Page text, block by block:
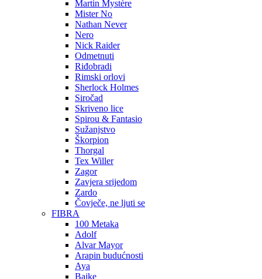
Martin Mystère
Mister No
Nathan Never
Nero
Nick Raider
Odmetnuti
Riđobradi
Rimski orlovi
Sherlock Holmes
Siročad
Skriveno lice
Spirou & Fantasio
Sužanjstvo
Škorpion
Thorgal
Tex Willer
Zagor
Zavjera srijedom
Zardo
Čovječe, ne ljuti se
FIBRA
100 Metaka
Adolf
Alvar Mayor
Arapin budućnosti
Aya
Bajke